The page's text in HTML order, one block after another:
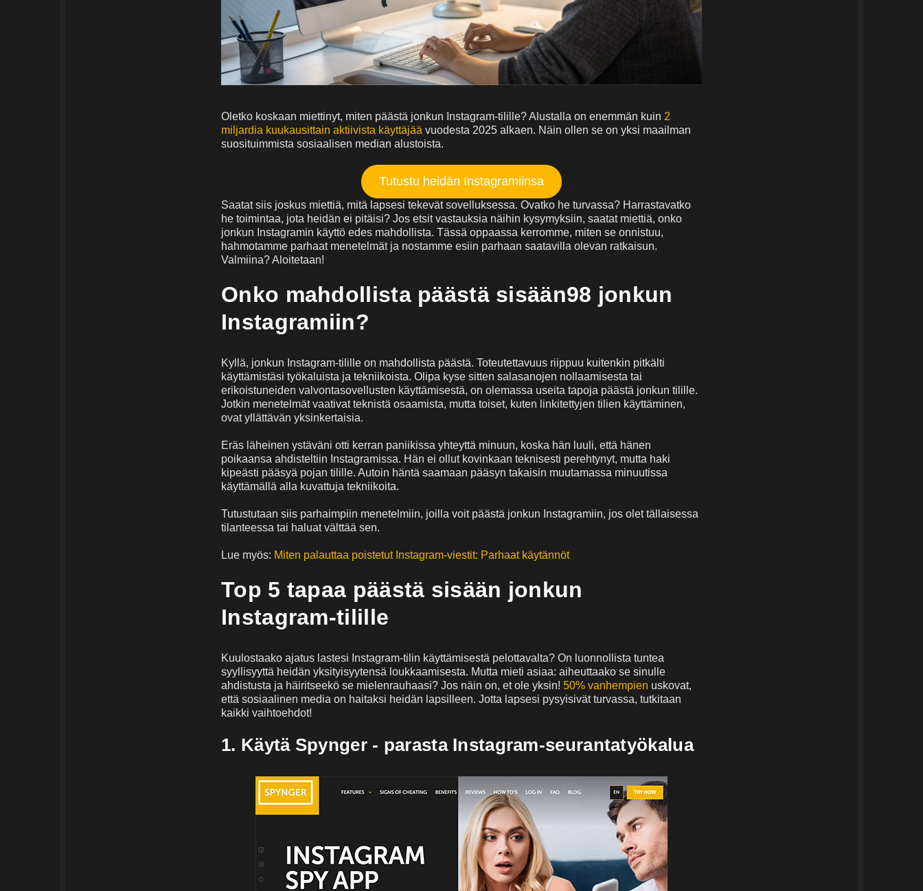
Oletko koskaan miettinyt, miten päästä jonkun Instagram-tilille? Alustalla on enemmän kuin 2
miljardia kuukausittain aktiivista käyttäjää vuodesta 2025 alkaen. Näin ollen se on yksi maailman
suosituimmista sosiaalisen median alustoista.
Tutustu heidän Instagramiinsa
Saatat siis joskus miettiä, mitä lapsesi tekevät sovelluksessa. Ovatko he turvassa? Harrastavatko
he toimintaa, jota heidän ei pitäisi? Jos etsit vastauksia näihin kysymyksiin, saatat miettiä, onko
jonkun Instagramin käyttö edes mahdollista. Tässä oppaassa kerromme, miten se onnistuu,
hahmotamme parhaat menetelmät ja nostamme esiin parhaan saatavilla olevan ratkaisun.
Valmiina? Aloitetaan!
Onko mahdollista päästä sisään98 jonkun
Instagramiin?
Kyllä, jonkun Instagram-tilille on mahdollista päästä. Toteutettavuus riippuu kuitenkin pitkälti
käyttämistäsi työkaluista ja tekniikoista. Olipa kyse sitten salasanojen nollaamisesta tai
erikoistuneiden valvontasovellusten käyttämisestä, on olemassa useita tapoja päästä jonkun tilille.
Jotkin menetelmät vaativat teknistä osaamista, mutta toiset, kuten linkitettyjen tilien käyttäminen,
ovat yllättävän yksinkertaisia.
Eräs läheinen ystäväni otti kerran paniikissa yhteyttä minuun, koska hän luuli, että hänen
poikaansa ahdisteltiin Instagramissa. Hän ei ollut kovinkaan teknisesti perehtynyt, mutta haki
kipeästi pääsyä pojan tilille. Autoin häntä saamaan pääsyn takaisin muutamassa minuutissa
käyttämällä alla kuvattuja tekniikoita.
Tutustutaan siis parhaimpiin menetelmiin, joilla voit päästä jonkun Instagramiin, jos olet tällaisessa
tilanteessa tai haluat välttää sen.
Lue myös: Miten palauttaa poistetut Instagram-viestit: Parhaat käytännöt
Top 5 tapaa päästä sisään jonkun
Instagram-tilille
Kuulostaako ajatus lastesi Instagram-tilin käyttämisestä pelottavalta? On luonnollista tuntea
syyllisyyttä heidän yksityisyytensä loukkaamisesta. Mutta mieti asiaa: aiheuttaako se sinulle
ahdistusta ja häiritseekö se mielenrauhaasi? Jos näin on, et ole yksin! 50% vanhempien uskovat,
että sosiaalinen media on haitaksi heidän lapsilleen. Jotta lapsesi pysyisivät turvassa, tutkitaan
kaikki vaihtoehdot!
1. Käytä Spynger - parasta Instagram-seurantatyökalua